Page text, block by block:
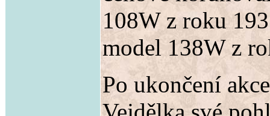
108W z roku
model 138W z
Po ukončení